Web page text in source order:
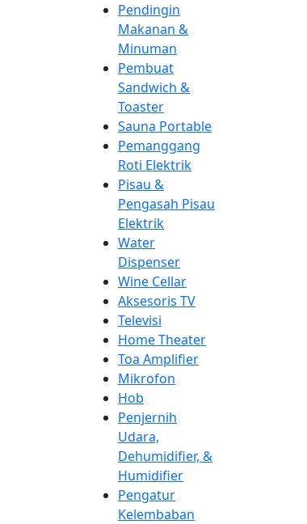
Pendingin
Makanan &
Minuman
Pembuat
Sandwich &
Toaster
Sauna Portable
Pemanggang
Roti Elektrik
Pisau &
Pengasah Pisau
Elektrik
Water
Dispenser
Wine Cellar
Aksesoris TV
Televisi
Home Theater
Toa Amplifier
Mikrofon
Hob
Penjernih
Udara,
Dehumidifier, &
Humidifier
Pengatur
Kelembaban